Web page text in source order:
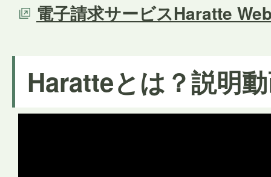
電子請求サービスHaratte
Haratteとは？説明